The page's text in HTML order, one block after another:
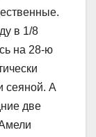
в 1/8
на 28-ю
сеяной. А
две